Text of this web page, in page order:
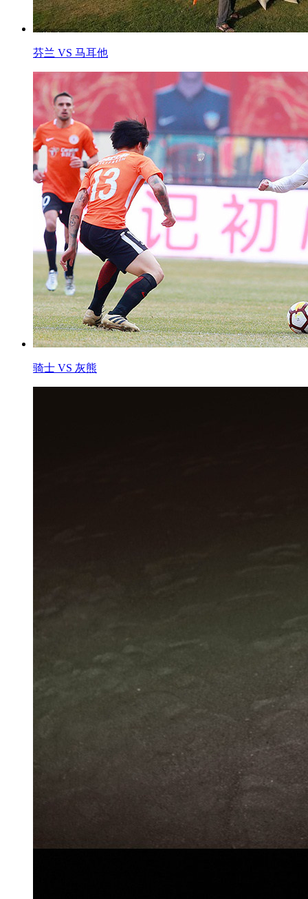
芬兰 VS 马耳他
骑士 VS 灰熊